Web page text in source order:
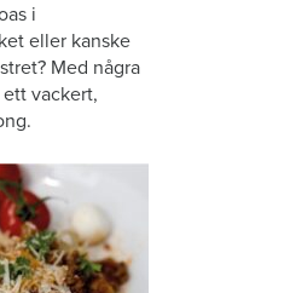
i
eller kanske
Med några
vackert,